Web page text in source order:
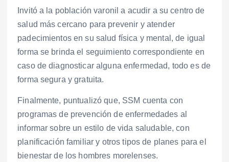
Invitó a la población varonil a acudir a su centro de
salud más cercano para prevenir y atender
padecimientos en su salud física y mental, de igual
forma se brinda el seguimiento correspondiente en
caso de diagnosticar alguna enfermedad, todo es de
forma segura y gratuita.
Finalmente, puntualizó que, SSM cuenta con
programas de prevención de enfermedades al
informar sobre un estilo de vida saludable, con
planificación familiar y otros tipos de planes para el
bienestar de los hombres morelenses.